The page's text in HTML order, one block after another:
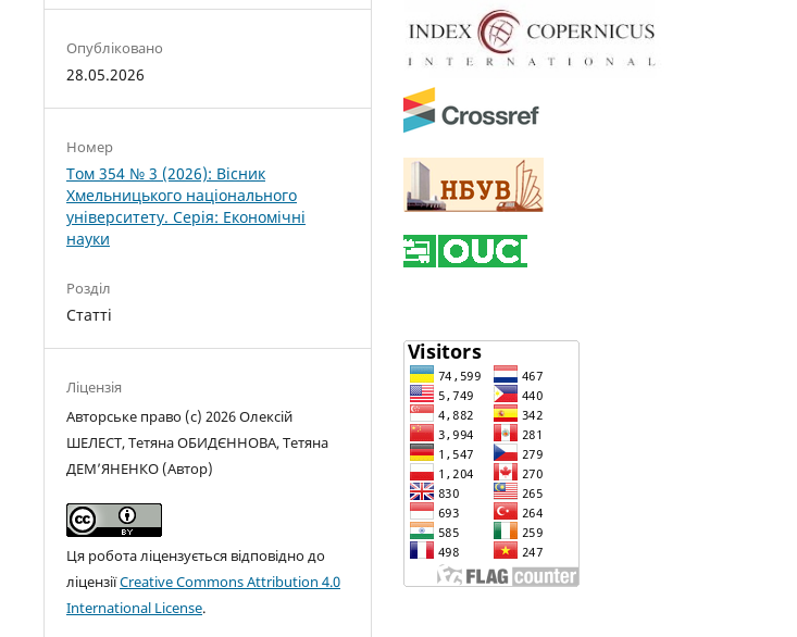
Опубліковано
28.05.2026
Номер
Том 354 № 3 (2026): Вісник
Хмельницького національного
університету. Серія: Економічні
науки
Розділ
Статті
Ліцензія
Авторське право (c) 2026 Олексій
ШЕЛЕСТ, Тетяна ОБИДЄННОВА, Тетяна
ДЕМ’ЯНЕНКО (Автор)
Ця робота ліцензується відповідно до
ліцензіїCreative Commons Attribution 4.0
International License.